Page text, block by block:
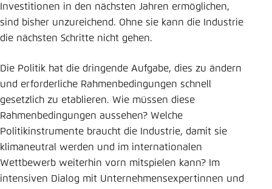
Investitionen in den nächsten Jahren ermöglichen,
sind bisher unzureichend. Ohne sie kann die Industrie
die nächsten Schritte nicht gehen.
Die Politik hat die dringende Aufgabe, dies zu ändern
und erforderliche Rahmenbedingungen schnell
gesetzlich zu etablieren. Wie müssen diese
Rahmenbedingungen aussehen? Welche
Politikinstrumente braucht die Industrie, damit sie
klimaneutral werden und im internationalen
Wettbewerb weiterhin vorn mitspielen kann? Im
intensiven Dialog mit Unternehmensexpertinnen und